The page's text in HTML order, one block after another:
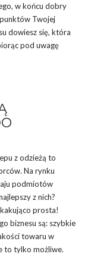
w końcu dobry
Twojej
dowiesz się, która
pod uwagę
z odzieżą to
Na rynku
podmiotów
z nich?
prosta!
biznesu są: szybkie
towaru w
to tylko możliwe.